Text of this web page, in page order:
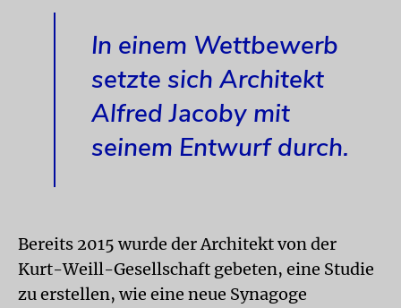
In einem Wettbewerb
setzte sich Architekt
Alfred Jacoby mit
seinem Entwurf durch.
Bereits 2015 wurde der Architekt von der
Kurt-Weill-Gesellschaft gebeten, eine Studie
zu erstellen, wie eine neue Synagoge